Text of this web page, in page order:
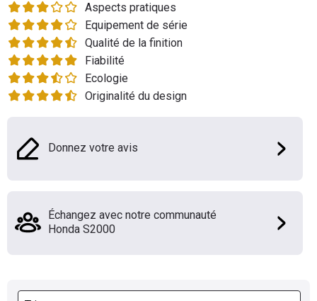
Forum
Moto
Marques
Aspects pratiques
Equipement de série
Qualité de la finition
Fiabilité
Ecologie
Originalité du design
Donnez votre avis
Échangez avec notre communauté
Honda S2000